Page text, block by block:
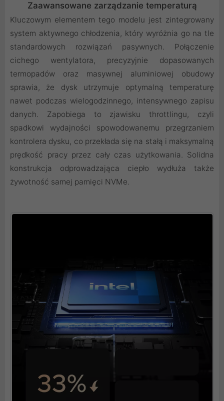
Zaawansowane zarządzanie temperaturą
Kluczowym elementem tego modelu jest zintegrowany
system aktywnego chłodzenia, który wyróżnia go na tle
standardowych rozwiązań pasywnych. Połączenie
cichego wentylatora, precyzyjnie dopasowanych
termopadów oraz masywnej aluminiowej obudowy
sprawia, że dysk utrzymuje optymalną temperaturę
nawet podczas wielogodzinnego, intensywnego zapisu
danych. Zapobiega to zjawisku throttlingu, czyli
spadkowi wydajności spowodowanemu przegrzaniem
kontrolera dysku, co przekłada się na stałą i maksymalną
prędkość pracy przez cały czas użytkowania. Solidna
konstrukcja odprowadzająca ciepło wydłuża także
żywotność samej pamięci NVMe.